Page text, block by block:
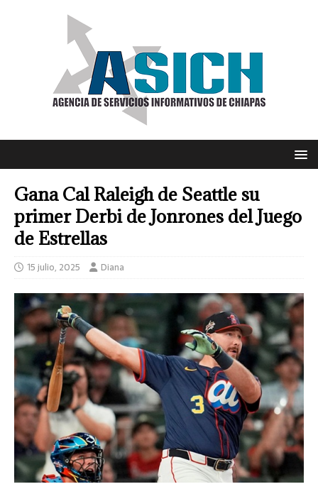
Gana Cal Raleigh de Seattle su
primer Derbi de Jonrones del Juego
de Estrellas
15 julio, 2025 Diana